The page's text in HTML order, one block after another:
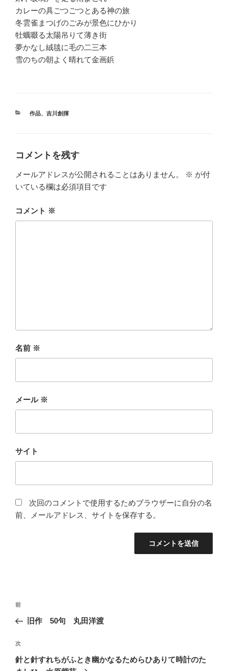
カレーの具ごつごつとある神の旅
冬雲雀まつげのごみが景色にひかり
牡蠣啜る太陽吊りて薄き街
夢かなし絨毯に毛の二三本
雪のちの朝よく晴れて金画鋲
カ
作品、 吉川創揮
コメントを残す
メールアドレスが公開されることはありません。 ※ が付
いている欄は必須項目です
コメント ※
名前 ※
メール ※
サイト
次回のコメントで使用するためブラウザーに自分の名
前、メールアドレス、サイトを保存する。
投
ナ
ビ
ゲ
前
の
稿
前
旧作 50句 丸田洋渡
次
の
投
次
針と針すれちがふとき幽かなるためらひありて時計のた